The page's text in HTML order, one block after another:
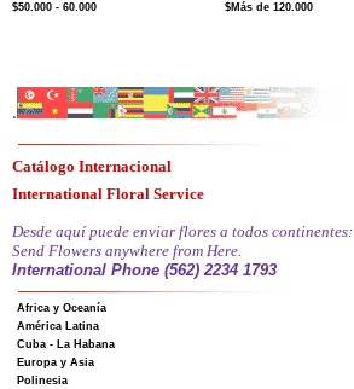
$50.000 - 60.000
$Más de 120.000
.
Catálogo Internacional
International Floral Service
Desde aquí puede enviar flores a todos continentes:
Send Flowers anywhere from Here.
International Phone (562) 2234 1793
Africa y Oceanía
América Latina
Cuba - La Habana
Europa y Asia
Polinesia